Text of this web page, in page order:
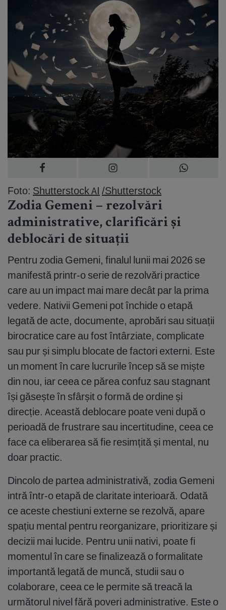
Foto: Shutterstock AI /Shutterstock
Zodia Gemeni – rezolvări
administrative, clarificări și
deblocări de situații
Pentru zodia Gemeni, finalul lunii mai 2026 se
manifestă printr-o serie de rezolvări practice
care au un impact mai mare decât par la prima
vedere. Nativii Gemeni pot închide o etapă
legată de acte, documente, aprobări sau situații
birocratice care au fost întârziate, complicate
sau pur și simplu blocate de factori externi. Este
un moment în care lucrurile încep să se miște
din nou, iar ceea ce părea confuz sau stagnant
își găsește în sfârșit o formă de ordine și
direcție. Această deblocare poate veni după o
perioadă de frustrare sau incertitudine, ceea ce
face ca eliberarea să fie resimțită și mental, nu
doar practic.
Dincolo de partea administrativă, zodia Gemeni
intră într-o etapă de claritate interioară. Odată
ce aceste chestiuni externe se rezolvă, apare
spațiu mental pentru reorganizare, prioritizare și
decizii mai lucide. Pentru unii nativi, poate fi
momentul în care se finalizează o formalitate
importantă legată de muncă, studii sau o
colaborare, ceea ce le permite să treacă la
următorul nivel fără poveri administrative. Este o